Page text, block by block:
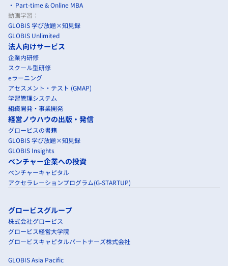
Part-time & Online MBA
動画学習：
GLOBIS 学び放題×知見録
GLOBIS Unlimited
法人向けサービス
企業内研修
スクール型研修
eラーニング
アセスメント・テスト (GMAP)
学習管理システム
組織開発・事業開発
経営ノウハウの出版・発信
グロービスの書籍
GLOBIS 学び放題×知見録
GLOBIS Insights
ベンチャー企業への投資
ベンチャーキャピタル
アクセラレーションプログラム(G-STARTUP)
グロービスグループ
株式会社グロービス
グロービス経営大学院
グロービスキャピタルパートナーズ株式会社
GLOBIS Asia Pacific